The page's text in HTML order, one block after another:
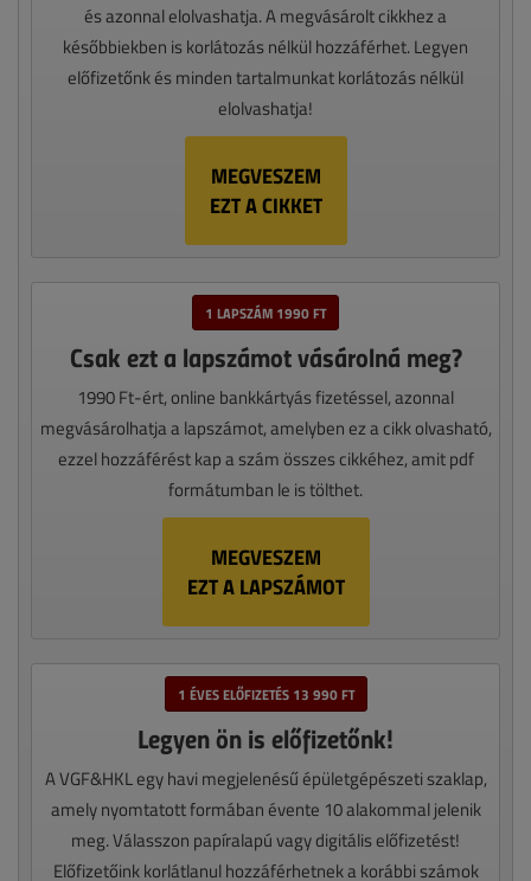
és azonnal elolvashatja. A megvásárolt cikkhez a
későbbiekben is korlátozás nélkül hozzáférhet. Legyen
előfizetőnk és minden tartalmunkat korlátozás nélkül
elolvashatja!
MEGVESZEM
EZT A CIKKET
1 LAPSZÁM 1990 FT
Csak ezt a lapszámot vásárolná meg?
1990 Ft-ért, online bankkártyás fizetéssel, azonnal
megvásárolhatja a lapszámot, amelyben ez a cikk olvasható,
ezzel hozzáférést kap a szám összes cikkéhez, amit pdf
formátumban le is tölthet.
MEGVESZEM
EZT A LAPSZÁMOT
1 ÉVES ELŐFIZETÉS 13 990 FT
Legyen ön is előfizetőnk!
A VGF&HKL egy havi megjelenésű épületgépészeti szaklap,
amely nyomtatott formában évente 10 alakommal jelenik
meg. Válasszon papíralapú vagy digitális előfizetést!
Előfizetőink korlátlanul hozzáférhetnek a korábbi számok